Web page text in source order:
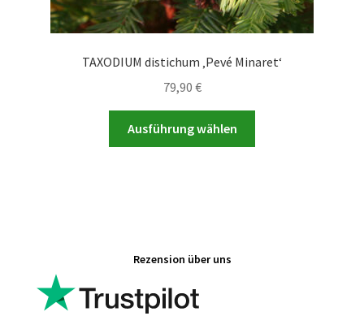
TAXODIUM distichum ‚Pevé Minaret‘
79,90 €
Ausführung wählen
Rezension über uns